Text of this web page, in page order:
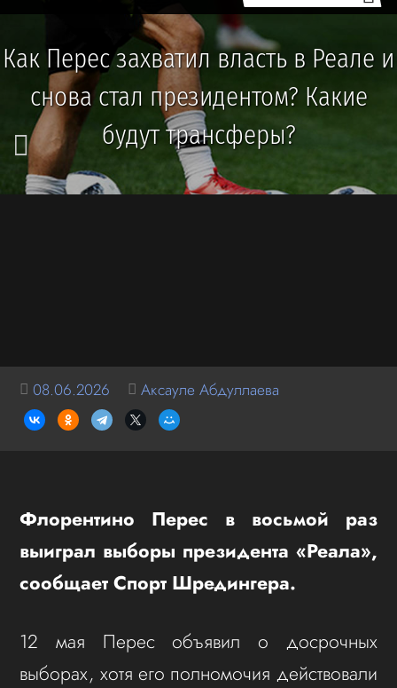
Как Перес захватил власть в Реале и
снова стал президентом? Какие
будут трансферы?
08.06.2026 Аксауле Абдуллаева
Флорентино Перес в восьмой раз
выиграл выборы президента «Реала»,
сообщает Спорт Шредингера.
12 мая Перес объявил о досрочных
выборах, хотя его полномочия действовали